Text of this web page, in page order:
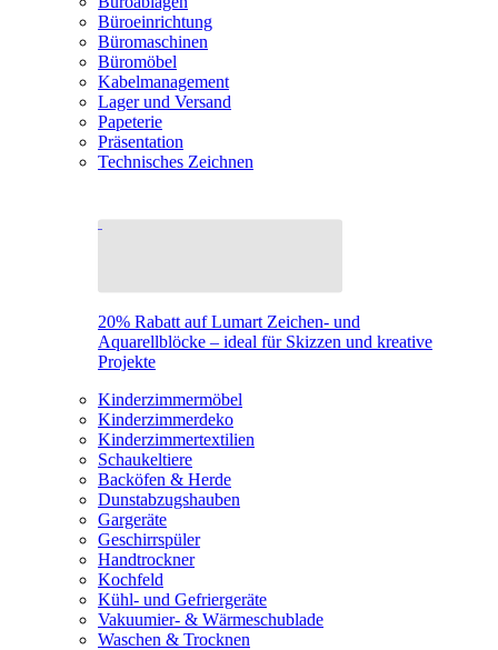
Büroeinrichtung
Büromaschinen
Büromöbel
Kabelmanagement
Lager und Versand
Papeterie
Präsentation
Technisches Zeichnen
20% Rabatt auf Lumart Zeichen- und
Aquarellblöcke – ideal für Skizzen und kreative
Projekte
Kinderzimmermöbel
Kinderzimmerdeko
Kinderzimmertextilien
Schaukeltiere
Backöfen & Herde
Dunstabzugshauben
Gargeräte
Geschirrspüler
Handtrockner
Kochfeld
Kühl- und Gefriergeräte
Vakuumier- & Wärmeschublade
Waschen & Trocknen